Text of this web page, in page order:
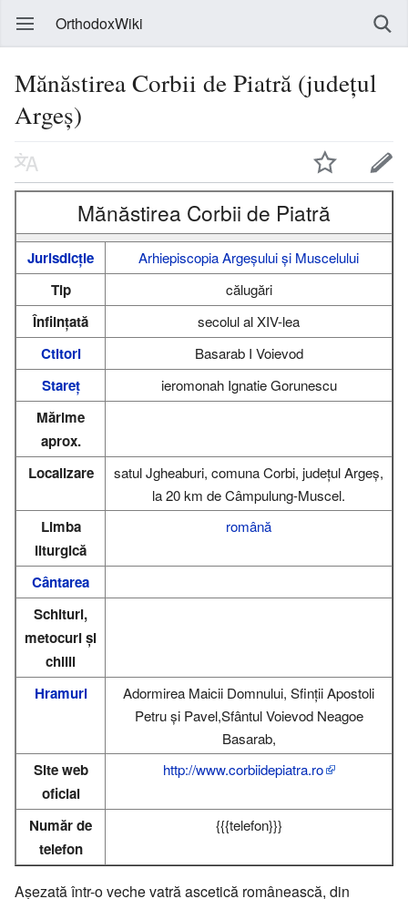
OrthodoxWiki
Mănăstirea Corbii de Piatră (județul
Argeș)
Mănăstirea Corbii de Piatră
Jurisdicție Arhiepiscopia Argeșului și Muscelului
Tip călugări
Înființată secolul al XIV-lea
Ctitori Basarab I Voievod
Stareț ieromonah Ignatie Gorunescu
Mărime
aprox.
Localizare
satul Jgheaburi, comuna Corbi, județul Argeş,
la 20 km de Câmpulung-Muscel.
Limba
liturgică
română
Cântarea
Schituri,
metocuri și
chilii
Hramuri
Adormirea Maicii Domnului, Sfinţii Apostoli
Petru şi Pavel,Sfântul Voievod Neagoe
Basarab,
Site web
oficial
http://www.corbiidepiatra.ro
Număr de
telefon
{{{telefon}}}
Așezată într-o veche vatră ascetică românească, din